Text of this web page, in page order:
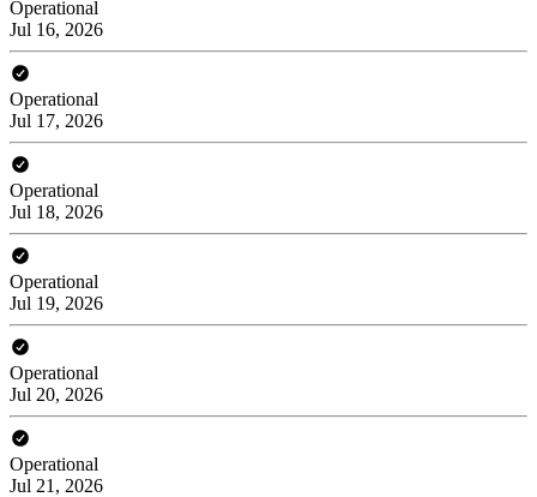
Operational
Jul 16, 2026
Operational
Jul 17, 2026
Operational
Jul 18, 2026
Operational
Jul 19, 2026
Operational
Jul 20, 2026
Operational
Jul 21, 2026